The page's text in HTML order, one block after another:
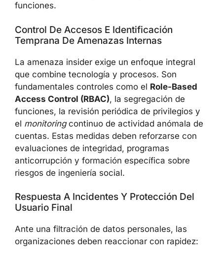
– realizar auditorías periódicas y pruebas de
– limitar el acceso de los proveedores al
mínimo necesariopara desempeñar sus
Control De Accesos E Identificación
Temprana De Amenazas Internas
La amenaza insider exige un enfoque integral
que combine tecnología y procesos. Son
fundamentales controles como elRole-Based
Access Control (RBAC), la segregación de
funciones, la revisión periódica de privilegios
y elmonitoringcontinuo de actividad anómala
con evaluaciones de integridad, programas
anticorrupción y formación específica sobre
Respuesta A Incidentes Y Protección Del